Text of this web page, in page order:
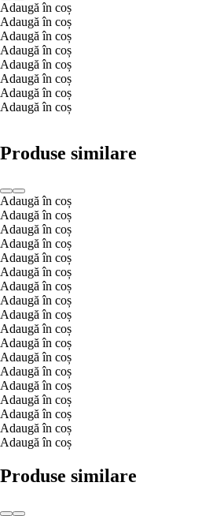
Adaugă în coș
Adaugă în coș
Adaugă în coș
Adaugă în coș
Adaugă în coș
Adaugă în coș
Adaugă în coș
Adaugă în coș
Produse similare
Adaugă în coș
Adaugă în coș
Adaugă în coș
Adaugă în coș
Adaugă în coș
Adaugă în coș
Adaugă în coș
Adaugă în coș
Adaugă în coș
Adaugă în coș
Adaugă în coș
Adaugă în coș
Adaugă în coș
Adaugă în coș
Adaugă în coș
Adaugă în coș
Adaugă în coș
Adaugă în coș
Produse similare